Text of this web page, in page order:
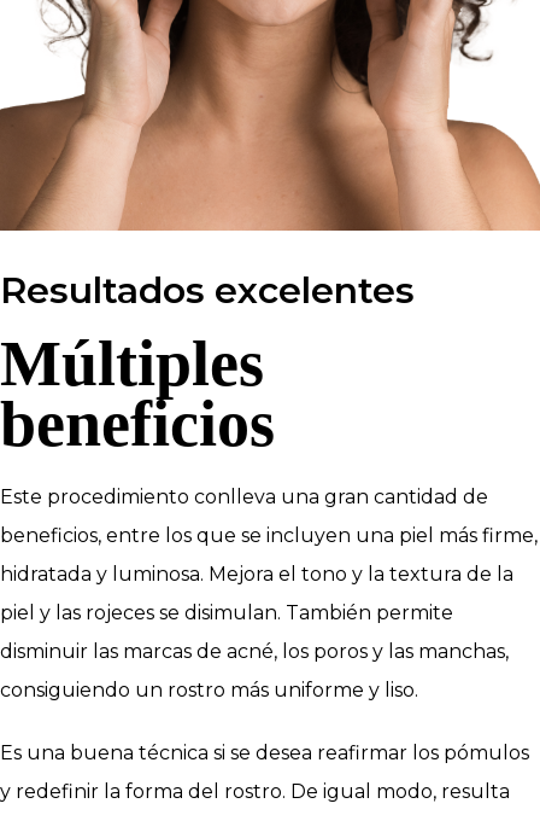
Resultados excelentes
Múltiples
beneficios
Este procedimiento conlleva una gran cantidad de
beneficios, entre los que se incluyen una piel más firme,
hidratada y luminosa. Mejora el tono y la textura de la
piel y las rojeces se disimulan. También permite
disminuir las marcas de acné, los poros y las manchas,
consiguiendo un rostro más uniforme y liso.
Es una buena técnica si se desea reafirmar los pómulos
y redefinir la forma del rostro. De igual modo, resulta